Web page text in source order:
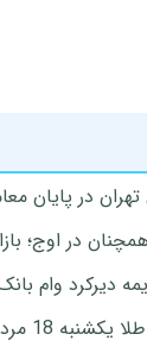
در پایان
در اوج؛
دیرکرد وام
18 مرداد 1405